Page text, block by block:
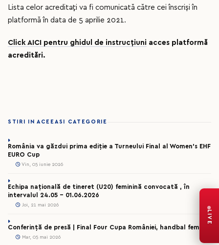
Lista celor acreditați va fi comunicată către cei înscriși în
platformă în data de 5 aprilie 2021.
Click AICI pentru ghidul de instrucțiuni acces platformă
acreditări.
STIRI IN ACEEASI CATEGORIE
România va găzdui prima ediție a Turneului Final al Women’s EHF
EURO Cup
Vin, 05 iunie 2026
Echipa națională de tineret (U20) feminină convocată , în
intervalul 24.05 – 01.06.2026
Joi, 21 mai 2026
Conferință de presă | Final Four Cupa României, handbal feminin
Mar, 05 mai 2026
LIVE